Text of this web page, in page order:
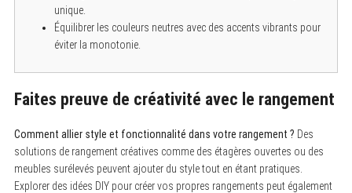
unique.
Équilibrer les couleurs neutres avec des accents vibrants pour
éviter la monotonie.
Faites preuve de créativité avec le rangement
Comment allier style et fonctionnalité dans votre rangement ? Des
solutions de rangement créatives comme des étagères ouvertes ou des
meubles surélevés peuvent ajouter du style tout en étant pratiques.
Explorer des idées DIY pour créer vos propres rangements peut également